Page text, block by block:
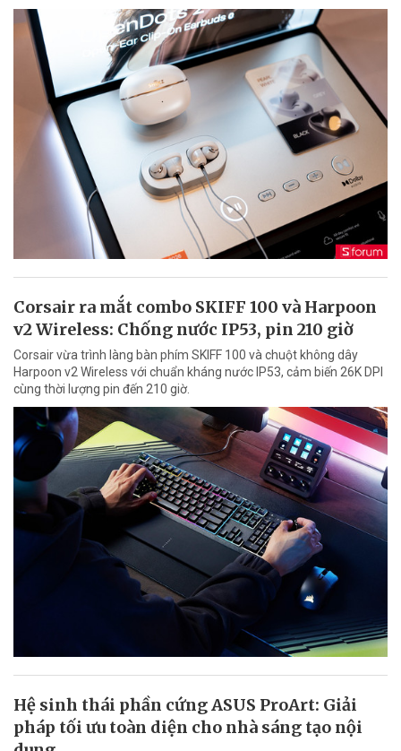
Corsair ra mắt combo SKIFF 100 và Harpoon
v2 Wireless: Chống nước IP53, pin 210 giờ
Corsair vừa trình làng bàn phím SKIFF 100 và chuột không dây
Harpoon v2 Wireless với chuẩn kháng nước IP53, cảm biến 26K DPI
cùng thời lượng pin đến 210 giờ.
Hệ sinh thái phần cứng ASUS ProArt: Giải
pháp tối ưu toàn diện cho nhà sáng tạo nội